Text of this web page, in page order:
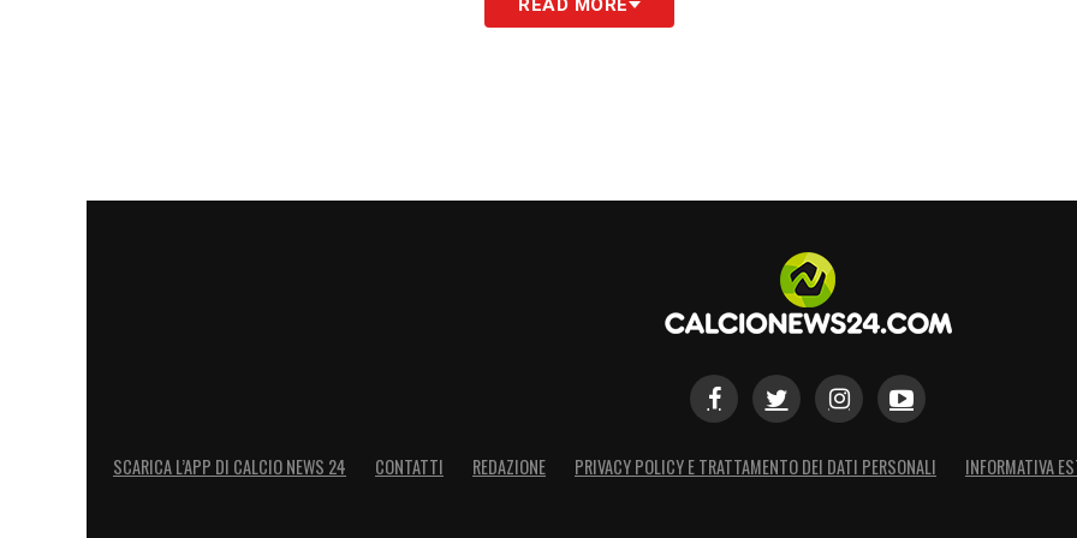
perché lo conoscevo appena. Alla fine è rimasto con noi ed è stata una bella notizia
individualità, ma dobbiamo ancora conoscerci bene per formare una squadra. Perché
READ MORE
SCARICA L’APP DI CALCIO NEWS 24 CONTATTI REDAZIONE PRIVACY POLICY E TRATTAMENTO DEI DATI PERSONALI INFORMATIVA